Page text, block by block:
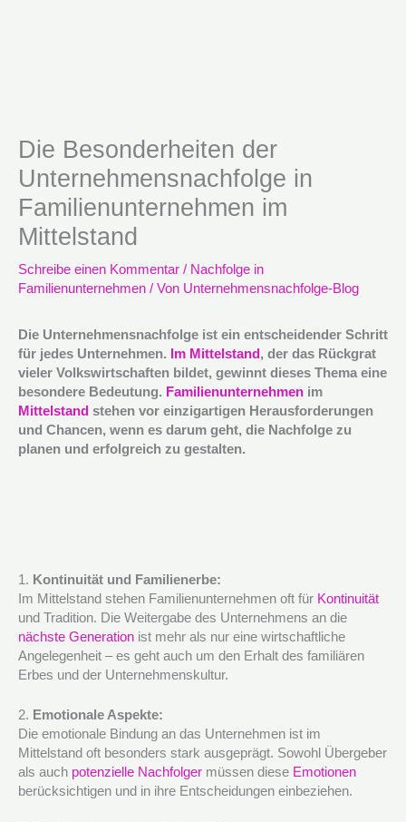
Die Besonderheiten der
Unternehmensnachfolge in
Familienunternehmen im
Mittelstand
Schreibe einen Kommentar / Nachfolge in
Familienunternehmen / Von Unternehmensnachfolge-Blog
Die Unternehmensnachfolge ist ein entscheidender Schritt
für jedes Unternehmen. Im Mittelstand, der das Rückgrat
vieler Volkswirtschaften bildet, gewinnt dieses Thema eine
besondere Bedeutung. Familienunternehmen im
Mittelstand stehen vor einzigartigen Herausforderungen
und Chancen, wenn es darum geht, die Nachfolge zu
planen und erfolgreich zu gestalten.
1. Kontinuität und Familienerbe:
Im Mittelstand stehen Familienunternehmen oft für Kontinuität
und Tradition. Die Weitergabe des Unternehmens an die
nächste Generation ist mehr als nur eine wirtschaftliche
Angelegenheit – es geht auch um den Erhalt des familiären
Erbes und der Unternehmenskultur.
2. Emotionale Aspekte:
Die emotionale Bindung an das Unternehmen ist im
Mittelstand oft besonders stark ausgeprägt. Sowohl Übergeber
als auch potenzielle Nachfolger müssen diese Emotionen
berücksichtigen und in ihre Entscheidungen einbeziehen.